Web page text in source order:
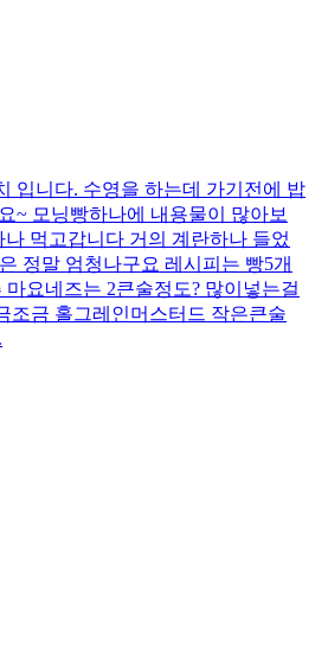
입니다. 수영을 하는데 가기전에 밥
~ 모닝빵하나에 내용물이 많아보
먹고갑니다 거의 계란하나 들었
정말 엄청나구요 레시피는 빵5개
요네즈는 2큰술정도? 많이넣는걸
조금 홀그레인머스터드 작은큰술